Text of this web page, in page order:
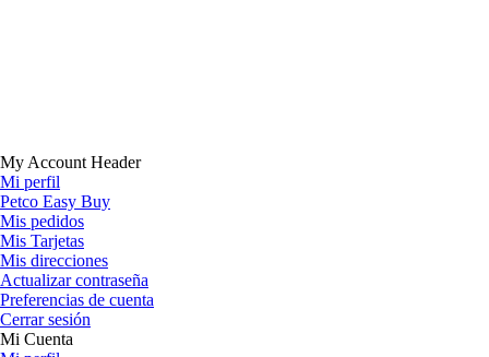
My Account Header
Mi perfil
Petco Easy Buy
Mis pedidos
Mis Tarjetas
Mis direcciones
Actualizar contraseña
Preferencias de cuenta
Cerrar sesión
Mi Cuenta